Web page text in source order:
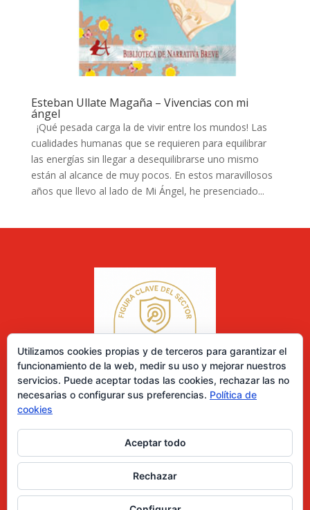
Esteban Ullate Magaña – Vivencias con mi
ángel
¡Qué pesada carga la de vivir entre los mundos! Las
cualidades humanas que se requieren para equilibrar
las energías sin llegar a desequilibrarse uno mismo
están al alcance de muy pocos. En estos maravillosos
años que llevo al lado de Mi Ángel, he presenciado...
0 elementos
Desarrollado por Diseñador web para empresas
Utilizamos cookies propias y de terceros para garantizar el
funcionamiento de la web, medir su uso y mejorar nuestros
servicios. Puede aceptar todas las cookies, rechazar las no
necesarias o configurar sus preferencias. Política de
cookies
Aceptar todo
Rechazar